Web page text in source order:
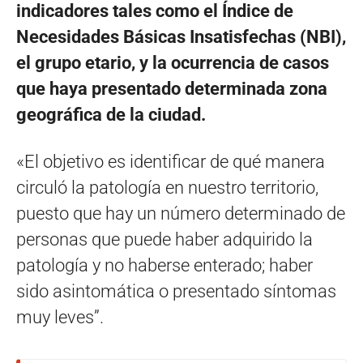
indicadores tales como el Índice de
Necesidades Básicas Insatisfechas (NBI),
el grupo etario, y la ocurrencia de casos
que haya presentado determinada zona
geográfica de la ciudad.
«El objetivo es identificar de qué manera
circuló la patología en nuestro territorio,
puesto que hay un número determinado de
personas que puede haber adquirido la
patología y no haberse enterado; haber
sido asintomática o presentado síntomas
muy leves”.